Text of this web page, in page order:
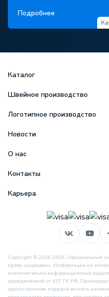
Подробнее
Каталог
Швейное производство
Логотипное производство
Новости
О нас
Контакты
Карьера
Copyright © 2016-2026, Официальный
права защищены. Информация на
исключительно информационный
определяемой ст.437 ГК РФ.
одностороннем порядке вносить